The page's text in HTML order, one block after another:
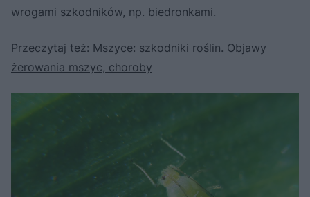
wrogami szkodników, np. biedronkami.
Przeczytaj też: Mszyce: szkodniki roślin. Objawy
żerowania mszyc, choroby